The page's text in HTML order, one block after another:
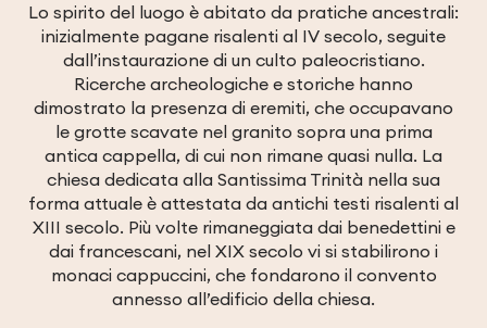
Lo spirito del luogo è abitato da pratiche ancestrali:
inizialmente pagane risalenti al IV secolo, seguite
dall’instaurazione di un culto paleocristiano.
Ricerche archeologiche e storiche hanno
dimostrato la presenza di eremiti, che occupavano
le grotte scavate nel granito sopra una prima
antica cappella, di cui non rimane quasi nulla. La
chiesa dedicata alla Santissima Trinità nella sua
forma attuale è attestata da antichi testi risalenti al
XIII secolo. Più volte rimaneggiata dai benedettini e
dai francescani, nel XIX secolo vi si stabilirono i
monaci cappuccini, che fondarono il convento
annesso all’edificio della chiesa.